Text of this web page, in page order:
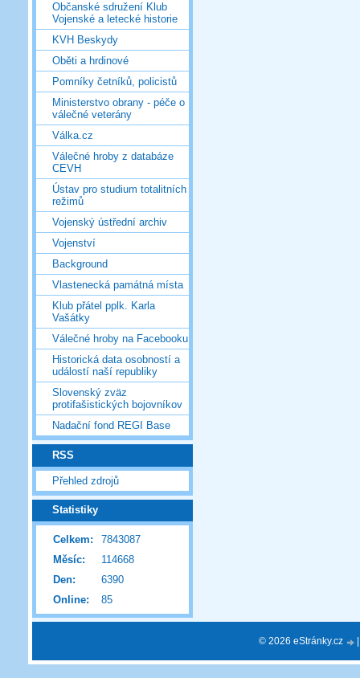
Občanské sdružení Klub
Vojenské a letecké historie
KVH Beskydy
Oběti a hrdinové
Pomníky četníků, policistů
Ministerstvo obrany - péče o
válečné veterány
Válka.cz
Válečné hroby z databáze
CEVH
Ústav pro studium totalitních
režimů
Vojenský ústřední archiv
Vojenství
Background
Vlastenecká památná místa
Klub přátel pplk. Karla
Vašátky
Válečné hroby na Facebooku
Historická data osobností a
událostí naší republiky
Slovenský zväz
protifašistických bojovníkov
Nadační fond REGI Base
RSS
Přehled zdrojů
Statistiky
Online: 85
Celkem:
7843087
Měsíc:
114668
Den:
6390
© 2026 eStránky.cz